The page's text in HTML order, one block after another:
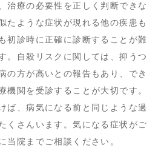
治療の必要性を正しく判断できな
たような症状が現れる他の疾患も
初診時に正確に診断することが難
。自殺リスクに関しては、抑うつ
の方が高いとの報告もあり、でき
機関を受診することが大切です。
ば、病気になる前と同じような過
くさんいます。気になる症状がご
当院までご相談ください。